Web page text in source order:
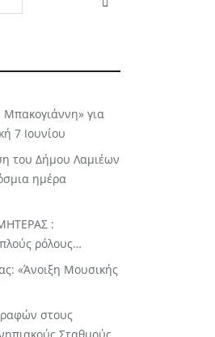
Μπακογιάννη» για
7 Ιουνίου
του Δήμου Λαμιέων
ημέρα
:
ρόλους…
«Άνοιξη Μουσικής
στους